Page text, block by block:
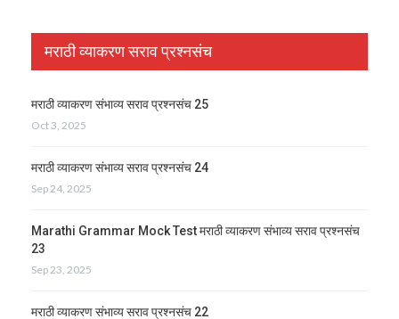
मराठी व्याकरण सराव प्रश्नसंच
मराठी व्याकरण संभाव्य सराव प्रश्नसंच 25
Oct 3, 2025
मराठी व्याकरण संभाव्य सराव प्रश्नसंच 24
Sep 24, 2025
Marathi Grammar Mock Test मराठी व्याकरण संभाव्य सराव प्रश्नसंच
23
Sep 23, 2025
मराठी व्याकरण संभाव्य सराव प्रश्नसंच 22